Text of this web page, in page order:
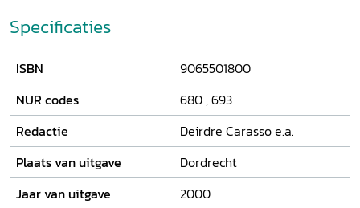
Zuiderzee, later het IJsselmeer.
Karel Davids overziet de grote conflicten rond de
historisch centrum en Amsterdam-Zuidoost vanaf
de jaren zestig en toont dat de metroproblematiek
het stadsbestuur wezenlijk heeft veranderd.
Ten slotte beschrijven Koos Bosma en Martijn Vos de
Amsterdamse snelweg door de lucht: de
geschiedenis van Schiphol, van het vroegste begin
tot de huidige problematiek rond de
uitbreidingsplannen van de luchthaven.
Specificaties
ISBN
9065501800
NUR codes
680 ,693
Redactie
Deirdre Carasso e.a.
Plaats van uitgave
Dordrecht
Jaar van uitgave
2000